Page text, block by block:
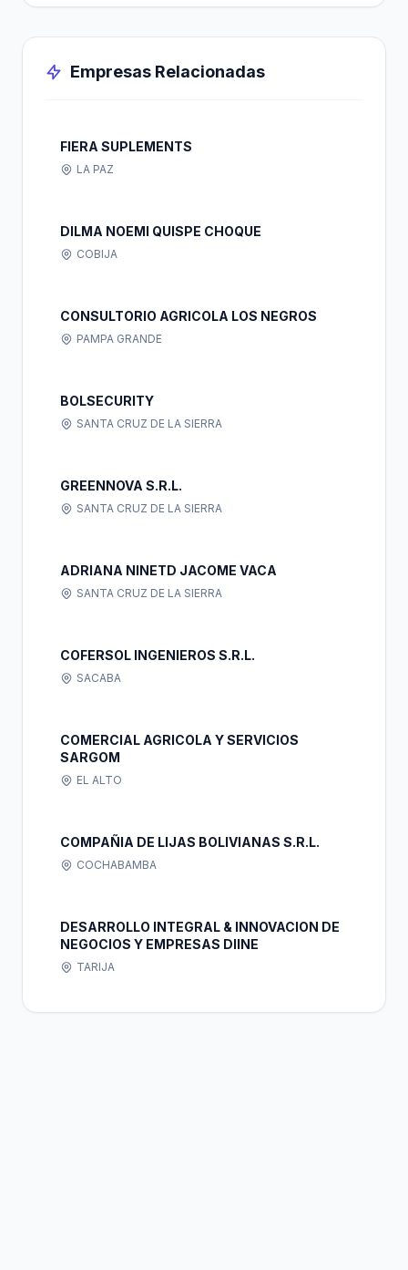
Empresas Relacionadas
FIERA SUPLEMENTS
LA PAZ
DILMA NOEMI QUISPE CHOQUE
COBIJA
CONSULTORIO AGRICOLA LOS NEGROS
PAMPA GRANDE
BOLSECURITY
SANTA CRUZ DE LA SIERRA
GREENNOVA S.R.L.
SANTA CRUZ DE LA SIERRA
ADRIANA NINETD JACOME VACA
SANTA CRUZ DE LA SIERRA
COFERSOL INGENIEROS S.R.L.
SACABA
COMERCIAL AGRICOLA Y SERVICIOS
SARGOM
EL ALTO
COMPAÑIA DE LIJAS BOLIVIANAS S.R.L.
COCHABAMBA
DESARROLLO INTEGRAL & INNOVACION DE
NEGOCIOS Y EMPRESAS DIINE
TARIJA